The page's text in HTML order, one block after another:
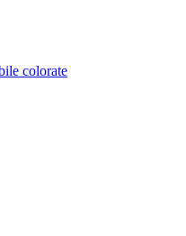
colorate